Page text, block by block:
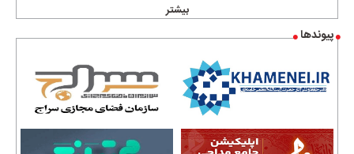
بیشتر
پیوندها